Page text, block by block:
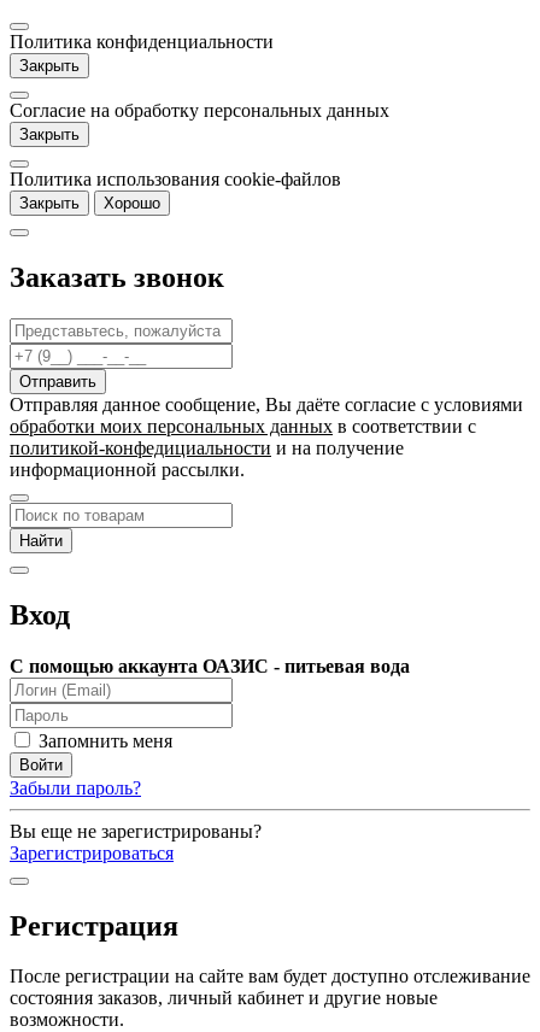
Политика конфиденциальности
Закрыть
Согласие на обработку персональных данных
Закрыть
Политика использования cookie-файлов
Закрыть Хорошо
Заказать звонок
Отправляя данное сообщение, Вы даёте согласие c условиями
обработки моих персональных данных в соответствии с
политикой-конфедициальности и на получение
информационной рассылки.
Вход
С помощью аккаунта ОАЗИС - питьевая вода
Запомнить меня
Забыли пароль?
Вы еще не зарегистрированы?
Зарегистрироваться
Регистрация
После регистрации на сайте вам будет доступно отслеживание
состояния заказов, личный кабинет и другие новые
возможности.